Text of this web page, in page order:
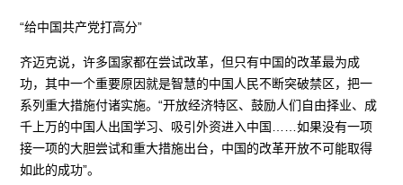
“给中国共产党打高分”
齐迈克说，许多国家都在尝试改革，但只有中国的改革最为成
功，其中一个重要原因就是智慧的中国人民不断突破禁区，把一
系列重大措施付诸实施。“开放经济特区、鼓励人们自由择业、成
千上万的中国人出国学习、吸引外资进入中国……如果没有一项
接一项的大胆尝试和重大措施出台，中国的改革开放不可能取得
如此的成功”。